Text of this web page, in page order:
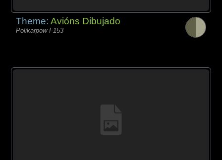
Theme:Avións Dibujado
Polikarpow I-153